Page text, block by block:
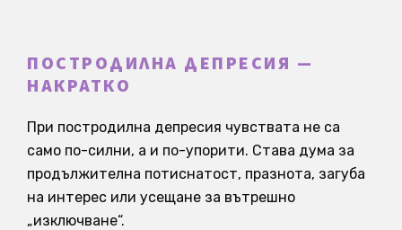
ПОСТРОДИЛНА ДЕПРЕСИЯ —
НАКРАТКО
При постродилна депресия чувствата не са
само по-силни, а и по-упорити. Става дума за
продължителна потиснатост, празнота, загуба
на интерес или усещане за вътрешно
„изключване“.